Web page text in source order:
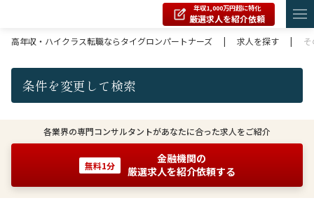
年収1,000万円超に特化
厳選求人を紹介依頼
高年収・ハイクラス転職ならタイグロンパートナーズ
| 求人を探す |
条件を変更して検索
各業界の専門コンサルタントがあなたに合った求人をご紹介
無料1分
金融機関の
厳選求人を紹介依頼する